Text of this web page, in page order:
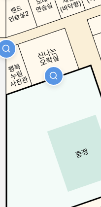
자세히보기
자세히보기